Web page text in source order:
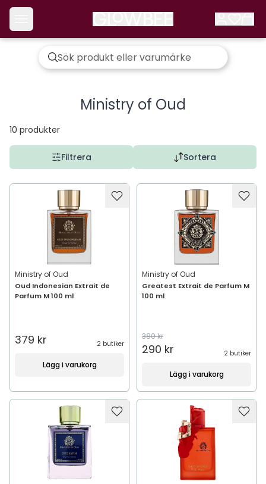
Ministry of Oud
10 produkter
Filtrera Sortera
Ministry of Oud
Oud Indonesian Extrait de
Parfum M 100 ml
379 kr 2 butiker
Lägg i varukorg
Ministry of Oud
Greatest Extrait de Parfum M
100 ml
380 kr
290 kr 2 butiker
Lägg i varukorg